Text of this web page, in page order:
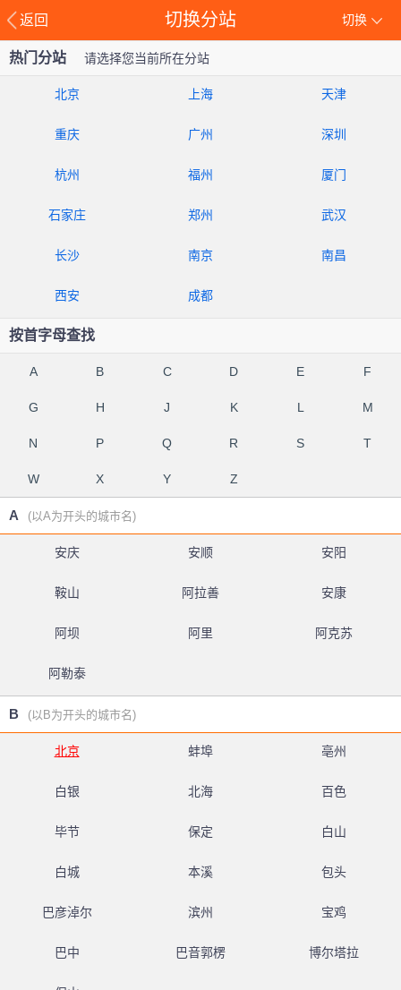
返回 切换
切换分站
热门分站 请选择您当前所在分站
北京 上海 天津
重庆 广州 深圳
杭州 福州 厦门
石家庄 郑州 武汉
长沙 南京 南昌
西安 成都
按首字母查找
A B C D E F
G H J K L M
N P Q R S T
W X Y Z
A (以A为开头的城市名)
安庆 安顺 安阳
鞍山 阿拉善 安康
阿坝 阿里 阿克苏
阿勒泰
B (以B为开头的城市名)
北京 蚌埠 亳州
白银 北海 百色
毕节 保定 白山
白城 本溪 包头
巴彦淖尔 滨州 宝鸡
巴中 巴音郭楞 博尔塔拉